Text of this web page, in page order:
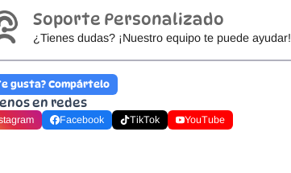
Soporte Personalizado
¿Tienes dudas? ¡Nuestro equipo te puede ayudar!
gusta? Compártelo
en redes
Facebook TikTok YouTube